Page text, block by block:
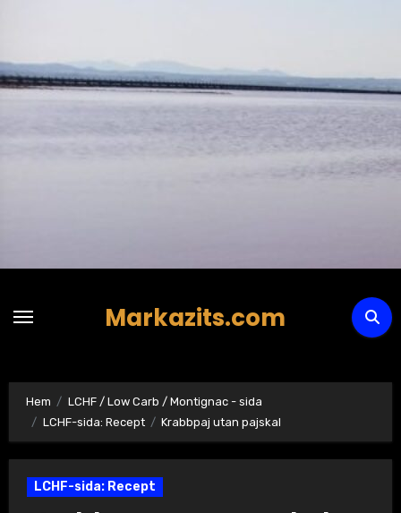
innehåll
Markazits.com
Hem
LCHF / Low Carb / Montignac - sida
LCHF-sida: Recept
Krabbpaj utan pajskal
LCHF-sida: Recept